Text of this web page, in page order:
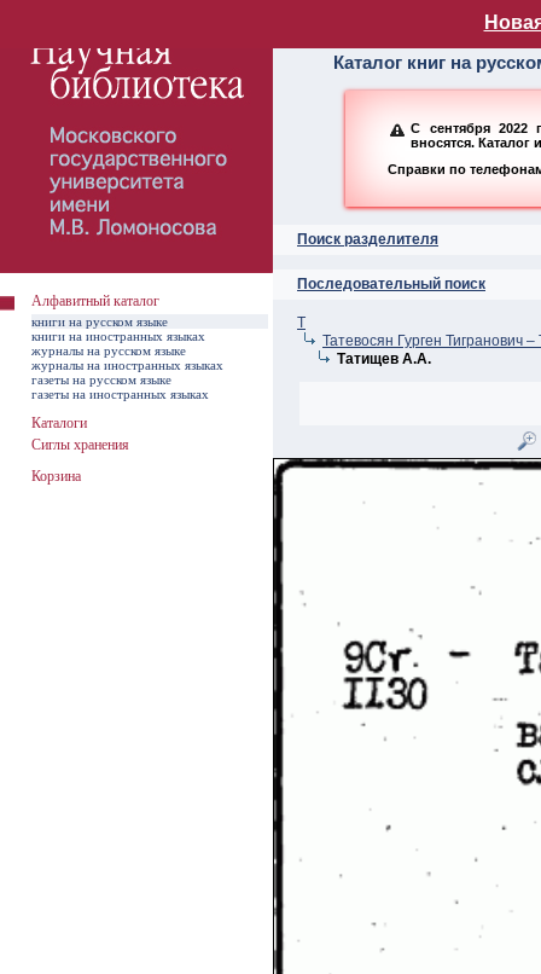
Алфавитный
Каталог книг на
С сентября 2022
вносятся. Каталог
Справки по
Поиск разделителя
Последовательный поиск
Т
Татевосян Гурген Тигранович
Татищев А.А.
Алфавитный каталог
книги на русском языке
книги на иностранных языках
журналы на русском языке
журналы на иностранных языках
газеты на русском языке
газеты на иностранных языках
Каталоги
Сиглы хранения
Корзина